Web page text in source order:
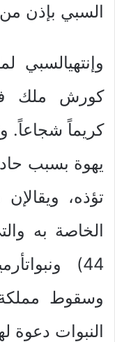
السبي بإذن من
كورش ملك
كريماً شجاعاً.
يهوة بسبب
تؤذه،
44)
وسقوط